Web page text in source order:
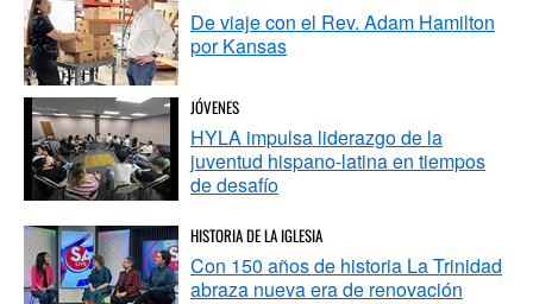
De viaje con el Rev. Adam Hamilton
por Kansas
JÓVENES
HYLA impulsa liderazgo de la
juventud hispano-latina en tiempos
de desafío
HISTORIA DE LA IGLESIA
Con 150 años de historia La Trinidad
abraza nueva era de renovación